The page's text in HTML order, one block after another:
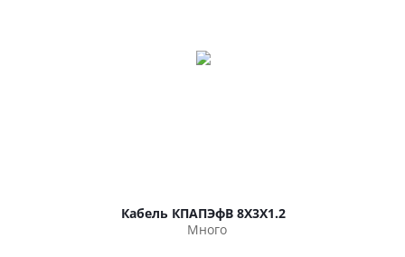
Кабель КПАПЭфВ 8Х3Х1.2
Много